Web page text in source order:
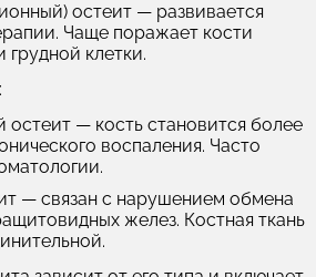
остеит — развивается
Чаще поражает кости
грудной клетки.
остеит — кость становится более
воспаления. Часто
— связан с нарушением обмена
желез. Костная ткань